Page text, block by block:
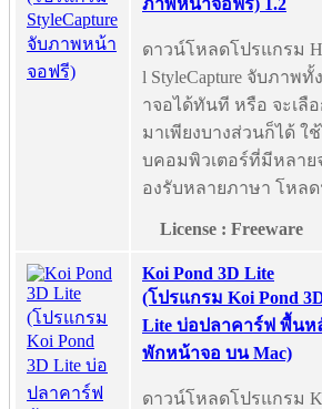
ภาพหน้าจอฟรี) 1.2
ดาวน์โหลดโปรแกรม
l StyleCapture จับภาพทั้
าจอได้ทันที หรือ จะเลื
มาเพียงบางส่วนก็ได้ ใ
บคอมพิวเตอร์ที่มีหลาย
องรับหลายภาษา โหล
License : Freeware
Koi Pond 3D Lite
(โปรแกรม Koi Pond
Lite บ่อปลาคาร์ฟ พื้นห
พักหน้าจอ บน Mac)
ดาวน์โหลดโปรแกรม